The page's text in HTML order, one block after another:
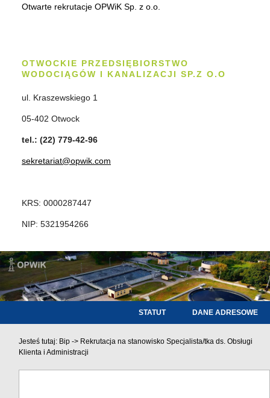
Otwarte rekrutacje OPWiK Sp. z o.o.
OTWOCKIE PRZEDSIĘBIORSTWO
WODOCIĄGÓW I KANALIZACJI SP.Z O.O
ul. Kraszewskiego 1
05-402 Otwock
tel.: (22) 779-42-96
sekretariat@opwik.com
KRS: 0000287447
NIP: 5321954266
STATUT DANE ADRESOWE
Jesteś tutaj: Bip-> Rekrutacja na stanowisko Specjalista/tka ds. Obsługi
Klienta i Administracji